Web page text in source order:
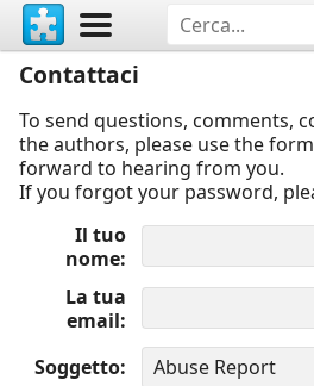
Contattaci
To send questions, comments,
the authors, please use the
forward to hearing from you.
If you forgot your password,
Il tuo
nome
La tua
email
Soggetto